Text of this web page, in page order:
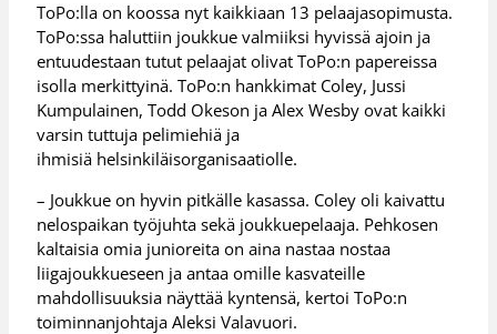
ToPo:lla on koossa nyt kaikkiaan 13 pelaajasopimusta.
ToPo:ssa haluttiin joukkue valmiiksi hyvissä ajoin ja
entuudestaan tutut pelaajat olivat ToPo:n papereissa
isolla merkittyinä. ToPo:n hankkimat Coley, Jussi
Kumpulainen, Todd Okeson ja Alex Wesby ovat kaikki
varsin tuttuja pelimiehiä ja
ihmisiä helsinkiläisorganisaatiolle.
– Joukkue on hyvin pitkälle kasassa. Coley oli kaivattu
nelospaikan työjuhta sekä joukkuepelaaja. Pehkosen
kaltaisia omia junioreita on aina nastaa nostaa
liigajoukkueseen ja antaa omille kasvateille
mahdollisuuksia näyttää kyntensä, kertoi ToPo:n
toiminnanjohtaja Aleksi Valavuori.